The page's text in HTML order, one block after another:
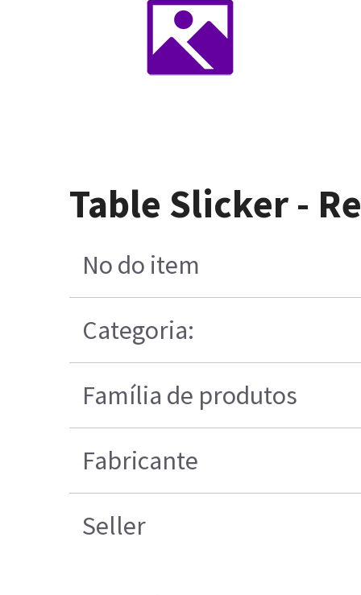
Table Slicker -
No do item
Categoria:
Família de produtos
Fabricante
Seller